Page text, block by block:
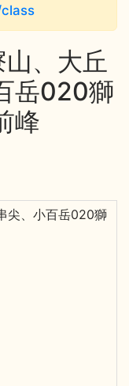
、大丘
岳020獅
峰
尖、小百岳020獅